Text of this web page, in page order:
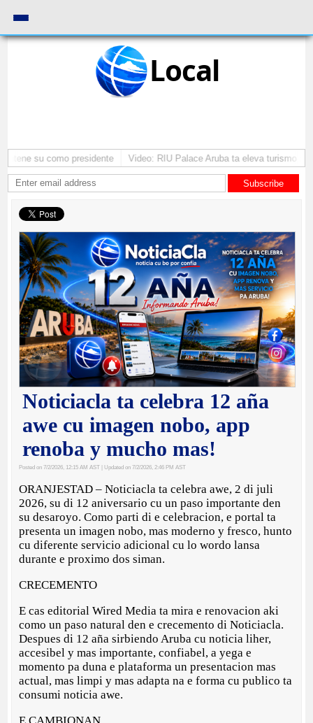
Local
su como presidente Video: RIU Palace Aruba ta eleva turismo
Subscribe
Noticiacla ta celebra 12 aña
awe cu imagen nobo, app
renoba y mucho mas!
Posted on 7/2/2026, 12:15 AM AST | Updated on 7/2/2026, 2:46 PM AST
ORANJESTAD – Noticiacla ta celebra awe, 2 di juli
2026, su di 12 aniversario cu un paso importante den
su desaroyo. Como parti di e celebracion, e portal ta
presenta un imagen nobo, mas moderno y fresco, hunto
cu diferente servicio adicional cu lo wordo lansa
durante e proximo dos siman.
CRECEMENTO
E cas editorial Wired Media ta mira e renovacion aki
como un paso natural den e crecemento di Noticiacla.
Despues di 12 aña sirbiendo Aruba cu noticia liher,
accesibel y mas importante, confiabel, a yega e
momento pa duna e plataforma un presentacion mas
actual, mas limpi y mas adapta na e forma cu publico ta
consumi noticia awe.